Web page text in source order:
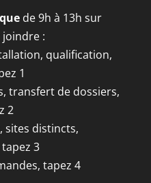
de 9h à 13h sur
:
qualification,
1
transfert de dossiers,
2
sites distincts,
3
tapez 4